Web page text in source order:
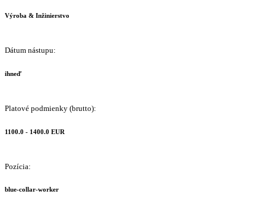
Výroba & Inžinierstvo
Dátum nástupu:
ihneď
Platové podmienky (brutto):
1100.0 - 1400.0 EUR
Pozícia:
blue-collar-worker